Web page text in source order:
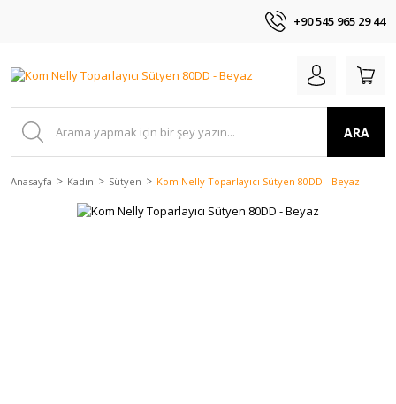
+90 545 965 29 44
ARA
Anasayfa Kadın Sütyen Kom Nelly Toparlayıcı Sütyen 80DD - Beyaz